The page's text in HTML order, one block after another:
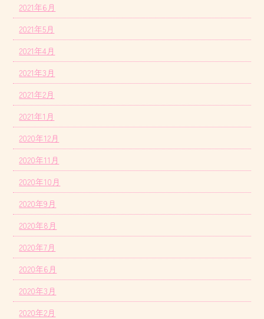
2021年6月
2021年5月
2021年4月
2021年3月
2021年2月
2021年1月
2020年12月
2020年11月
2020年10月
2020年9月
2020年8月
2020年7月
2020年6月
2020年3月
2020年2月